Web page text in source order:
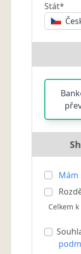
Stát*
Mám
Celkem